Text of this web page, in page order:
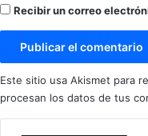
Recibir un correo
Este sitio usa Akismet para
procesan los datos de tus